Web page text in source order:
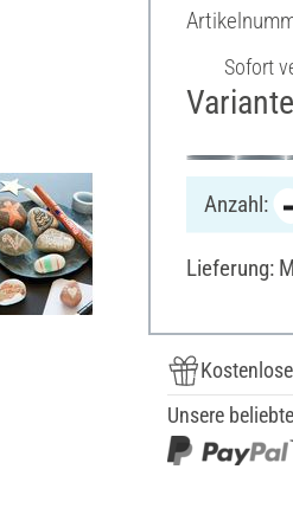
Sofort
Anzahl:
Lieferung:
Unsere